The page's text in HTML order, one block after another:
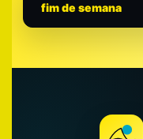
fim de semana